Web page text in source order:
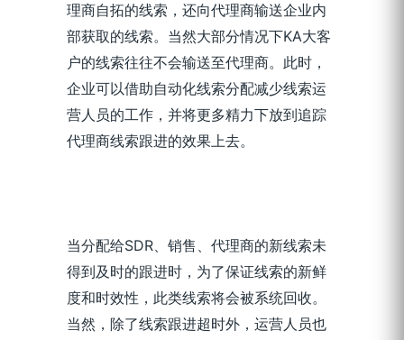
理商自拓的线索，还向代理商输送企业内
部获取的线索。当然大部分情况下KA大客
户的线索往往不会输送至代理商。此时，
企业可以借助自动化线索分配减少线索运
营人员的工作，并将更多精力下放到追踪
代理商线索跟进的效果上去。
当分配给SDR、销售、代理商的新线索未
得到及时的跟进时，为了保证线索的新鲜
度和时效性，此类线索将会被系统回收。
当然，除了线索跟进超时外，运营人员也